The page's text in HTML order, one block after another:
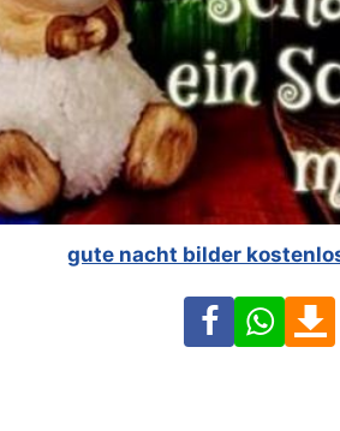
gute nacht bilder
Facebook